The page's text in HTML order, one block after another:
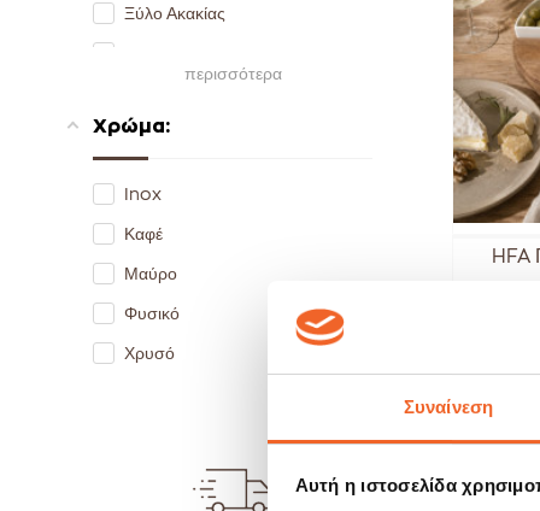
Συναίνεση
Αυτή η ιστοσελίδα
50 cm
52 cm
53 cm
55 cm
58 cm
Ξύλο Ακακίας
περισσότερα
Χρώμα:
Inox
Καφέ
Μαύρο
Φυσικό
Χρυσό
HFA